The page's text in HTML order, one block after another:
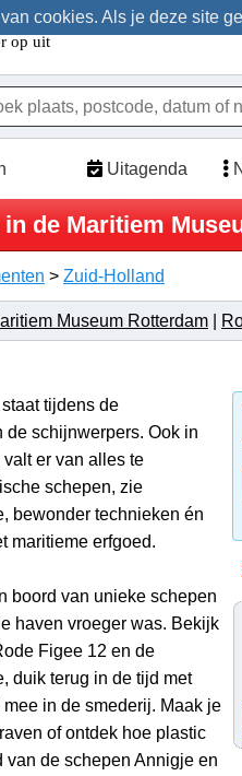
cookies. Als je deze site
Uitagenda
de Maritiem
> Zuid-Holland
Museum Rotterdam
tijdens de
schijnwerpers. Ook in
er van alles te
schepen, zie
bewonder technieken én
maritieme erfgoed.
boord van unieke schepen
haven vroeger was. Bekijk
Figee 12 en de
duik terug in de tijd met
in de smederij. Maak je
of ontdek hoe plastic
van de schepen Annigje en